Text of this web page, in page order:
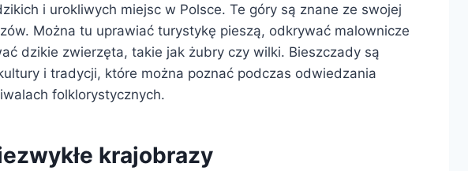
i urokliwych miejsc w Polsce. Te góry są znane ze swojej
Można tu uprawiać turystykę pieszą, odkrywać malownicze
dzikie zwierzęta, takie jak żubry czy wilki. Bieszczady są
i tradycji, które można poznać podczas odwiedzania
folklorystycznych.
krajobrazy